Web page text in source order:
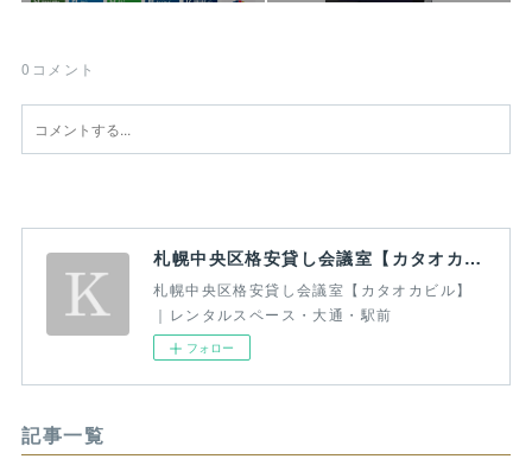
0 コメント
札幌中央区格安貸し会議室【カタオカビル】｜レンタルスペース・大通・駅前
札幌中央区格安貸し会議室【カタオカビル】
｜レンタルスペース・大通・駅前
フォロー
記事一覧